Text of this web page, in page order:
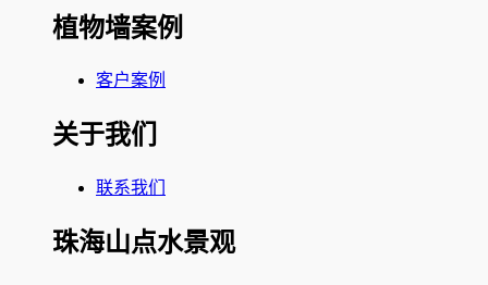
植物墙案例
客户案例
关于我们
联系我们
珠海山点水景观